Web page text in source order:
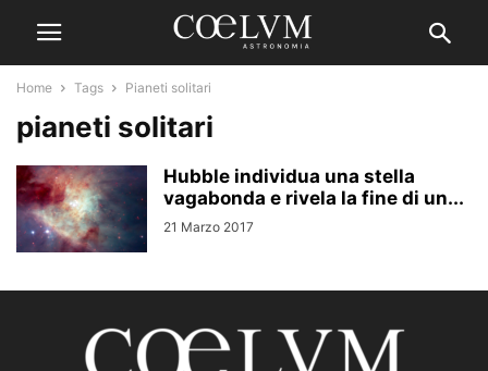
Home Tags Pianeti solitari
pianeti solitari
Hubble individua una stella
vagabonda e rivela la fine di un...
21 Marzo 2017